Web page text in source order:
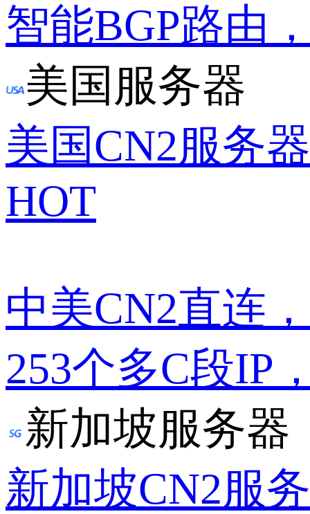
智能BGP路由
美国服务器
美国CN2服务器
HOT
中美CN2直连
253个多C段IP
新加坡服务器
新加坡CN2服